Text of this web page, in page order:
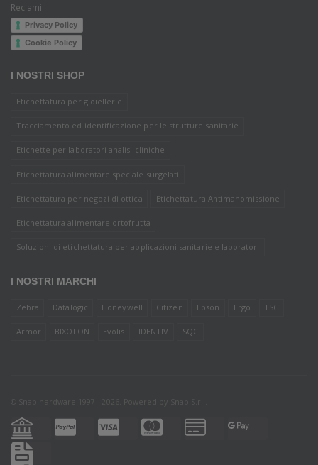
Reclami
Privacy Policy
Cookie Policy
I NOSTRI SHOP
Etichettatura per gioiellerie
Tracciamento ed identificazione per le strutture sanitarie
Etichette per laboratori analisi cliniche
Etichettatura alimentare speciale surgelati
Etichettatura per negozi di ottica Etichettatura Antimanomissione
Etichettatura alimentare ortofrutta
Soluzioni di etichettatura per applicazioni sanitarie e laboratori
I NOSTRI MARCHI
Zebra Datalogic Honeywell Citizen Epson Ergo TSC
Armor BIXOLON Evolis IDENTIV SQC
© Snap hardware 1997 - 2026. Powered by Snap S.r.l.